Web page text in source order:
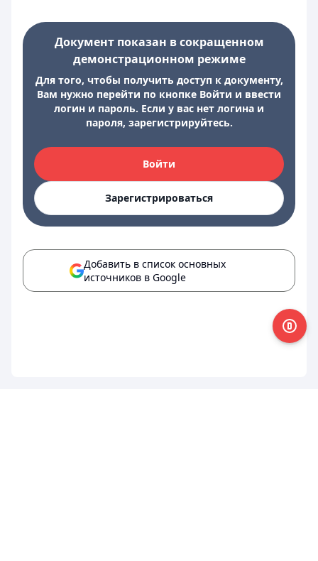
Документ показан в сокращенном
демонстрационном режиме
Для того, чтобы получить доступ к документу,
Вам нужно перейти по кнопке Войти и ввести
логин и пароль. Если у вас нет логина и
пароля, зарегистрируйтесь.
Войти
Зарегистрироваться
Добавить в список основных
источников в Google